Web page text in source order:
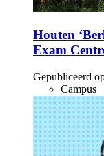
Houten
Exam
Gepubliceerd
Campus